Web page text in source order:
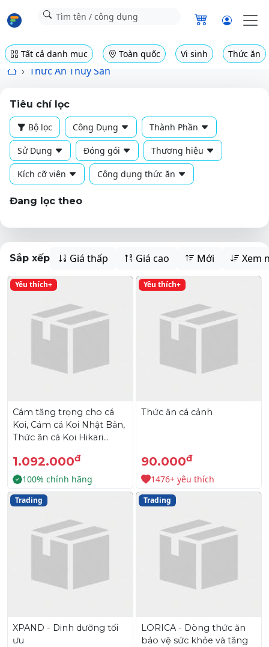
Tất cả danh mục Toàn quốc Vi sinh Thức ăn
Thức Ăn Thủy Sản
Tiêu chí lọc
Bộ lọc
Công Dụng Thành Phần
Sử Dụng Đóng gói Thương hiệu
Kích cỡ viên Công dụng thức ăn
Đang lọc theo
Sắp xếp Giá thấp Giá cao Mới Xem
Yêu thích+
Cám tăng trọng cho cá
Koi, Cám cá Koi Nhật Bản,
Thức ăn cá Koi Hikari
1.092.000đ
100% chính hãng
Yêu thích+
Thức ăn cá cảnh
90.000đ
1476+ yêu thích
Trading
XPAND - Dinh dưỡng tối
ưu
Trading
LORICA - Dòng thức ăn
bảo vệ sức khỏe và tăng